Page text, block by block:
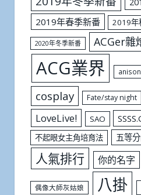
2019年春季新番
2019年
2020年冬季新番 ACGer雜
ACG業界
cosplay Fate/stay night
LoveLive! SAO
不起眼女主角培育法 五等
人氣排行 你的名字
偶像大師灰姑娘 八掛